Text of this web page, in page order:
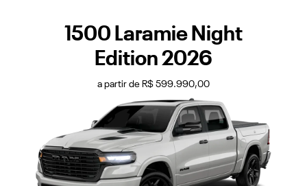
1500 Laramie Night
Edition 2026
a partir de R$ 599.990,00